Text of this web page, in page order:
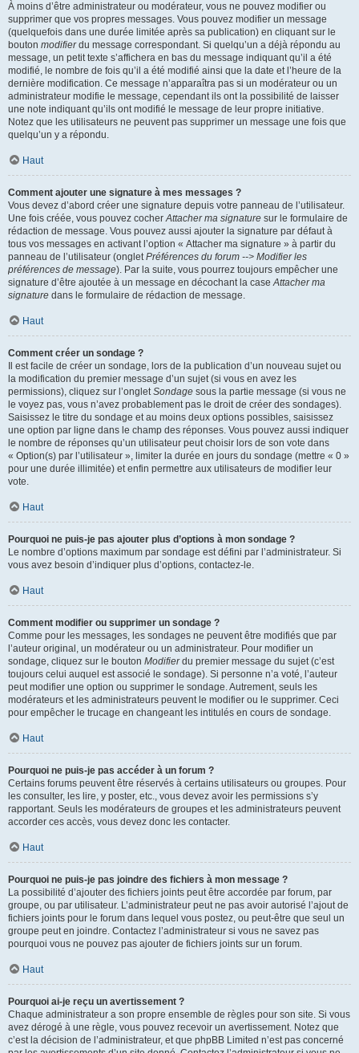
À moins d’être administrateur ou modérateur, vous ne pouvez modifier ou
supprimer que vos propres messages. Vous pouvez modifier un message
(quelquefois dans une durée limitée après sa publication) en cliquant sur le
bouton modifierdu message correspondant. Si quelqu’un a déjà répondu au
message, un petit texte s’affichera en bas du message indiquant qu’il a été
modifié, le nombre de fois qu’il a été modifié ainsi que la date et l’heure de la
dernière modification. Ce message n’apparaîtra pas si un modérateur ou un
administrateur modifie le message, cependant ils ont la possibilité de laisser
une note indiquant qu’ils ont modifié le message de leur propre initiative.
Notez que les utilisateurs ne peuvent pas supprimer un message une fois que
quelqu’un y a répondu.
Haut
Comment ajouter une signature à mes messages ?
Vous devez d’abord créer une signature depuis votre panneau de l’utilisateur.
Une fois créée, vous pouvez cocherAttacher ma signature sur le formulaire de
rédaction de message. Vous pouvez aussi ajouter la signature par défaut à
tous vos messages en activant l’option « Attacher ma signature » à partir du
panneau de l’utilisateur (ongletPréférences du forum --> Modifier les
préférences de message). Par la suite, vous pourrez toujours empêcher une
signature d’être ajoutée à un message en décochant la caseAttacher ma
signature dans le formulaire de rédaction de message.
Haut
Comment créer un sondage ?
Il est facile de créer un sondage, lors de la publication d’un nouveau sujet ou
la modification du premier message d’un sujet (si vous en avez les
permissions), cliquez sur l’ongletSondage sous la partie message (si vous ne
le voyez pas, vous n’avez probablement pas le droit de créer des sondages).
Saisissez le titre du sondage et au moins deux options possibles, saisissez
une option par ligne dans le champ des réponses. Vous pouvez aussi indiquer
le nombre de réponses qu’un utilisateur peut choisir lors de son vote dans
« Option(s) par l’utilisateur », limiter la durée en jours du sondage (mettre « 0 »
pour une durée illimitée) et enfin permettre aux utilisateurs de modifier leur
vote.
Haut
Pourquoi ne puis-je pas ajouter plus d’options à mon sondage ?
Le nombre d’options maximum par sondage est défini par l’administrateur. Si
vous avez besoin d’indiquer plus d’options, contactez-le.
Haut
Comment modifier ou supprimer un sondage ?
Comme pour les messages, les sondages ne peuvent être modifiés que par
l’auteur original, un modérateur ou un administrateur. Pour modifier un
sondage, cliquez sur le bouton Modifierdu premier message du sujet (c’est
toujours celui auquel est associé le sondage). Si personne n’a voté, l’auteur
peut modifier une option ou supprimer le sondage. Autrement, seuls les
modérateurs et les administrateurs peuvent le modifier ou le supprimer. Ceci
pour empêcher le trucage en changeant les intitulés en cours de sondage.
Haut
Pourquoi ne puis-je pas accéder à un forum ?
Certains forums peuvent être réservés à certains utilisateurs ou groupes. Pour
les consulter, les lire, y poster, etc., vous devez avoir les permissions s’y
rapportant. Seuls les modérateurs de groupes et les administrateurs peuvent
accorder ces accès, vous devez donc les contacter.
Haut
Pourquoi ne puis-je pas joindre des fichiers à mon message ?
La possibilité d’ajouter des fichiers joints peut être accordée par forum, par
groupe, ou par utilisateur. L’administrateur peut ne pas avoir autorisé l’ajout de
fichiers joints pour le forum dans lequel vous postez, ou peut-être que seul un
groupe peut en joindre. Contactez l’administrateur si vous ne savez pas
pourquoi vous ne pouvez pas ajouter de fichiers joints sur un forum.
Haut
Pourquoi ai-je reçu un avertissement ?
Chaque administrateur a son propre ensemble de règles pour son site. Si vous
avez dérogé à une règle, vous pouvez recevoir un avertissement. Notez que
c’est la décision de l’administrateur, et que phpBB Limited n’est pas concerné